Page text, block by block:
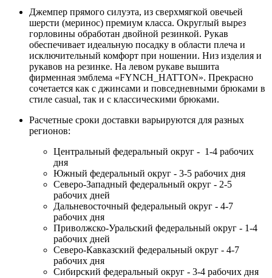
Джемпер прямого силуэта, из сверхмягкой овечьей
шерсти (меринос) премиум класса. Округлый вырез
горловины обработан двойной резинкой. Рукав
обеспечивает идеальную посадку в области плеча и
исключительный комфорт при ношении. Низ изделия и
рукавов на резинке. На левом рукаве вышита
фирменная эмблема «FYNCH_HATTON». Прекрасно
сочетается как с джинсами и повседневными брюками в
стиле casual, так и с классическими брюками.
Расчетные сроки доставки варьируются для разных
регионов:
Центральный федеральный округ - 1-4 рабочих
дня
Южный федеральный округ - 3-5 рабочих дня
Северо-Западный федеральный округ - 2-5
рабочих дней
Дальневосточный федеральный округ - 4-7
рабочих дня
Приволжско-Уральский федеральный округ - 1-4
рабочих дней
Северо-Кавказский федеральный округ - 4-7
рабочих дня
Сибирский федеральный округ - 3-4 рабочих дня